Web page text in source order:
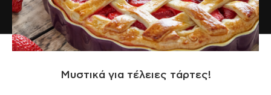
Μυστικά για τέλειες τάρτες!